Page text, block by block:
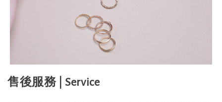
售後服務 | Service